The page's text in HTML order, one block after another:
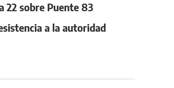
22 sobre Puente 83
a la autoridad